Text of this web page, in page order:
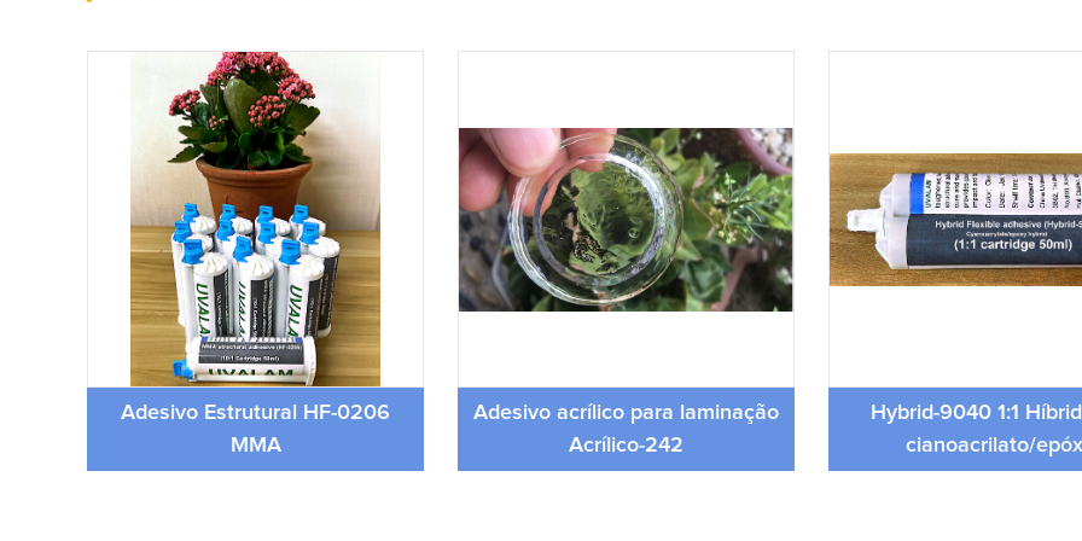
Adesivo Estrutural HF-0206
MMA
Adesivo acrílico para laminação
Acrílico-242
Hybrid-9040 1:1
cianoacrilato/